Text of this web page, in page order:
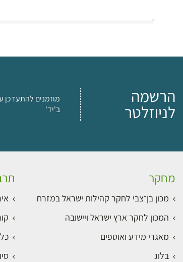
הרשמה
לניוזלטר
מוזמנים להתעדכן
ב'יד'
מחקר
מכון בן־צבי לחקר קהילות ישראל במזרח
המכון לחקר ארץ ישראל ויישובה
מאגרי מידע ואוספים
בלוג